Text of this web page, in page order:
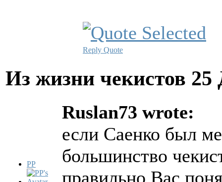
Reply Quote
Из жизни чекистов 25
PP
Ruslan73 wrote:
если Саенко был
большинство
правильно Вас